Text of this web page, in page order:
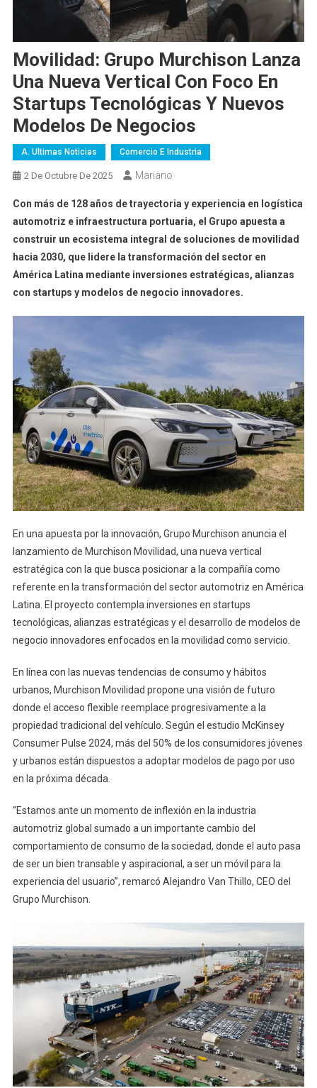
Movilidad: Grupo Murchison Lanza
Una Nueva Vertical Con Foco En
Startups Tecnológicas Y Nuevos
Modelos De Negocios
A. Ultimas Noticias Comercio E Industria
2 De Octubre De 2025 Mariano
Con más de 128 años de trayectoria y experiencia en logística
automotriz e infraestructura portuaria, el Grupo apuesta a
construir un ecosistema integral de soluciones de movilidad
hacia 2030, que lidere la transformación del sector en
América Latina mediante inversiones estratégicas, alianzas
con startups y modelos de negocio innovadores.
En una apuesta por la innovación, Grupo Murchison anuncia el
lanzamiento de Murchison Movilidad, una nueva vertical
estratégica con la que busca posicionar a la compañía como
referente en la transformación del sector automotriz en América
Latina. El proyecto contempla inversiones en startups
tecnológicas, alianzas estratégicas y el desarrollo de modelos de
negocio innovadores enfocados en la movilidad como servicio.
En línea con las nuevas tendencias de consumo y hábitos
urbanos, Murchison Movilidad propone una visión de futuro
donde el acceso flexible reemplace progresivamente a la
propiedad tradicional del vehículo. Según el estudio McKinsey
Consumer Pulse 2024, más del 50% de los consumidores jóvenes
y urbanos están dispuestos a adoptar modelos de pago por uso
en la próxima década.
“Estamos ante un momento de inflexión en la industria
automotriz global sumado a un importante cambio del
comportamiento de consumo de la sociedad, donde el auto pasa
de ser un bien transable y aspiracional, a ser un móvil para la
experiencia del usuario”, remarcó Alejandro Van Thillo, CEO del
Grupo Murchison.